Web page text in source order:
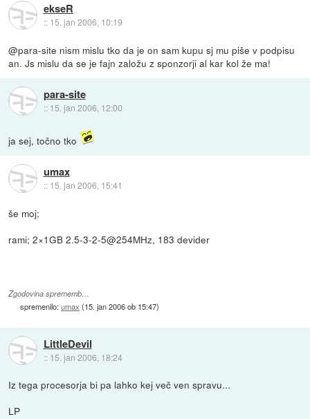
ekseR
:: 15. jan 2006, 10:19
@para-site nism mislu tko da je on sam kupu sj mu piše v podpisu
an. Js mislu da se je fajn založu z sponzorji al kar kol že ma!
para-site
:: 15. jan 2006, 12:00
ja sej, točno tko
umax
:: 15. jan 2006, 15:41
še moj;
rami; 2×1GB 2.5-3-2-5@254MHz, 183 devider
Zgodovina sprememb…
spremenilo:umax (15. jan 2006 ob 15:47)
LittleDevil
:: 15. jan 2006, 18:24
Iz tega procesorja bi pa lahko kej več ven spravu...
LP